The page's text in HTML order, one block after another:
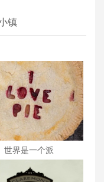
镇
世界是一个派